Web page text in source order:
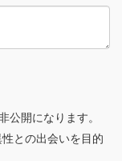
開になります。
との出会いを目的